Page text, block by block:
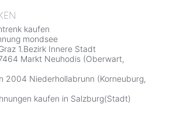
kaufen
mondsee
1.Bezirk Innere Stadt
Markt Neuhodis (Oberwart,
2004 Niederhollabrunn (Korneuburg,
kaufen in Salzburg(Stadt)